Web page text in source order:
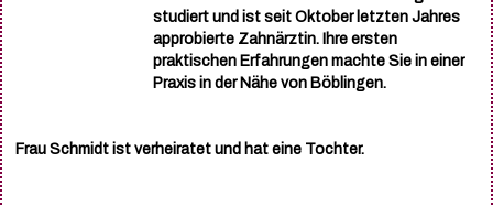
studiert und ist seit Oktober letzten Jahres
approbierte Zahnärztin. Ihre ersten
praktischen Erfahrungen machte Sie in einer
Praxis in der Nähe von Böblingen.
Frau Schmidt ist verheiratet und hat eine Tochter.